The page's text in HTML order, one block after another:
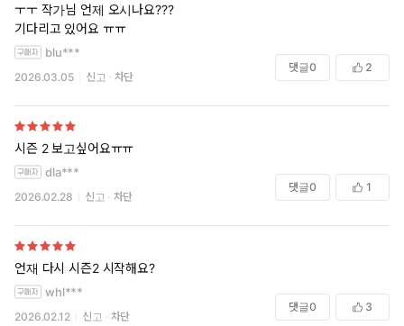
ㅜㅜ 작가님 언제 오시나요???
기다리고 있어요 ㅠㅠ
blu***
2026.03.05 신고 차단
댓글0 2
시즌 2 보고싶어요ㅠㅠ
dla***
2026.02.28 신고 차단
댓글0 1
언재 다시 시즌2 시작해요?
whl***
2026.02.12 신고 차단
댓글0 3